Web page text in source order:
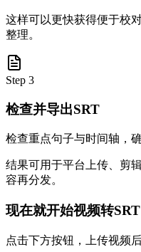
这样可以更快获得便于校
整理。
Step 3
检查并导出SRT
检查重点句子与时间轴，
结果可用于平台上传、剪
容再分发。
现在就开始视频转SRT
点击下方按钮，上传视频